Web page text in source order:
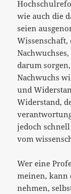
wie auch die
seien
darum
Nachwuchs
und
Widerstand,
jedoch
vom
Wer eine
meinen, kann
nehmen,